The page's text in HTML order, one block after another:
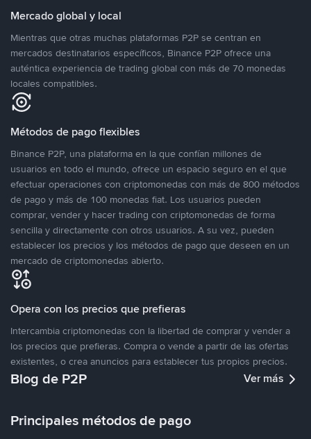
Mercado global y local
Mientras que otras muchas plataformas P2P se centran en
mercados destinatarios específicos, Binance P2P ofrece una
auténtica experiencia de trading global con más de 70 monedas
locales compatibles.
Métodos de pago flexibles
Binance P2P, una plataforma en la que confían millones de
usuarios en todo el mundo, ofrece un espacio seguro en el que
efectuar operaciones con criptomonedas con más de 800 métodos
de pago y más de 100 monedas fiat. Los usuarios pueden
comprar, vender y hacer trading con criptomonedas de forma
sencilla y directamente con otros usuarios. A su vez, pueden
establecer los precios y los métodos de pago que deseen en un
mercado de criptomonedas abierto.
Opera con los precios que prefieras
Intercambia criptomonedas con la libertad de comprar y vender a
los precios que prefieras. Compra o vende a partir de las ofertas
existentes, o crea anuncios para establecer tus propios precios.
Blog de P2P Ver más
Principales métodos de pago